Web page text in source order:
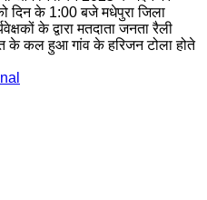
दिन के 1:00 बजे मधेपुरा जिला
के द्वारा मतदाता जनता रैली
के कल हुआ गांव के हरिजन टोला होते